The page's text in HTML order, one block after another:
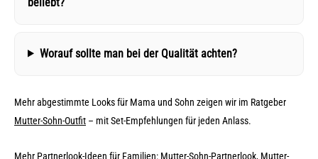
Worauf sollte man bei der Qualität achten?
Mehr abgestimmte Looks für Mama und Sohn zeigen wir im Ratgeber
Mutter-Sohn-Outfit – mit Set-Empfehlungen für jeden Anlass.
Mehr Partnerlook-Ideen für Familien: Mutter-Sohn-Partnerlook, Mutter-